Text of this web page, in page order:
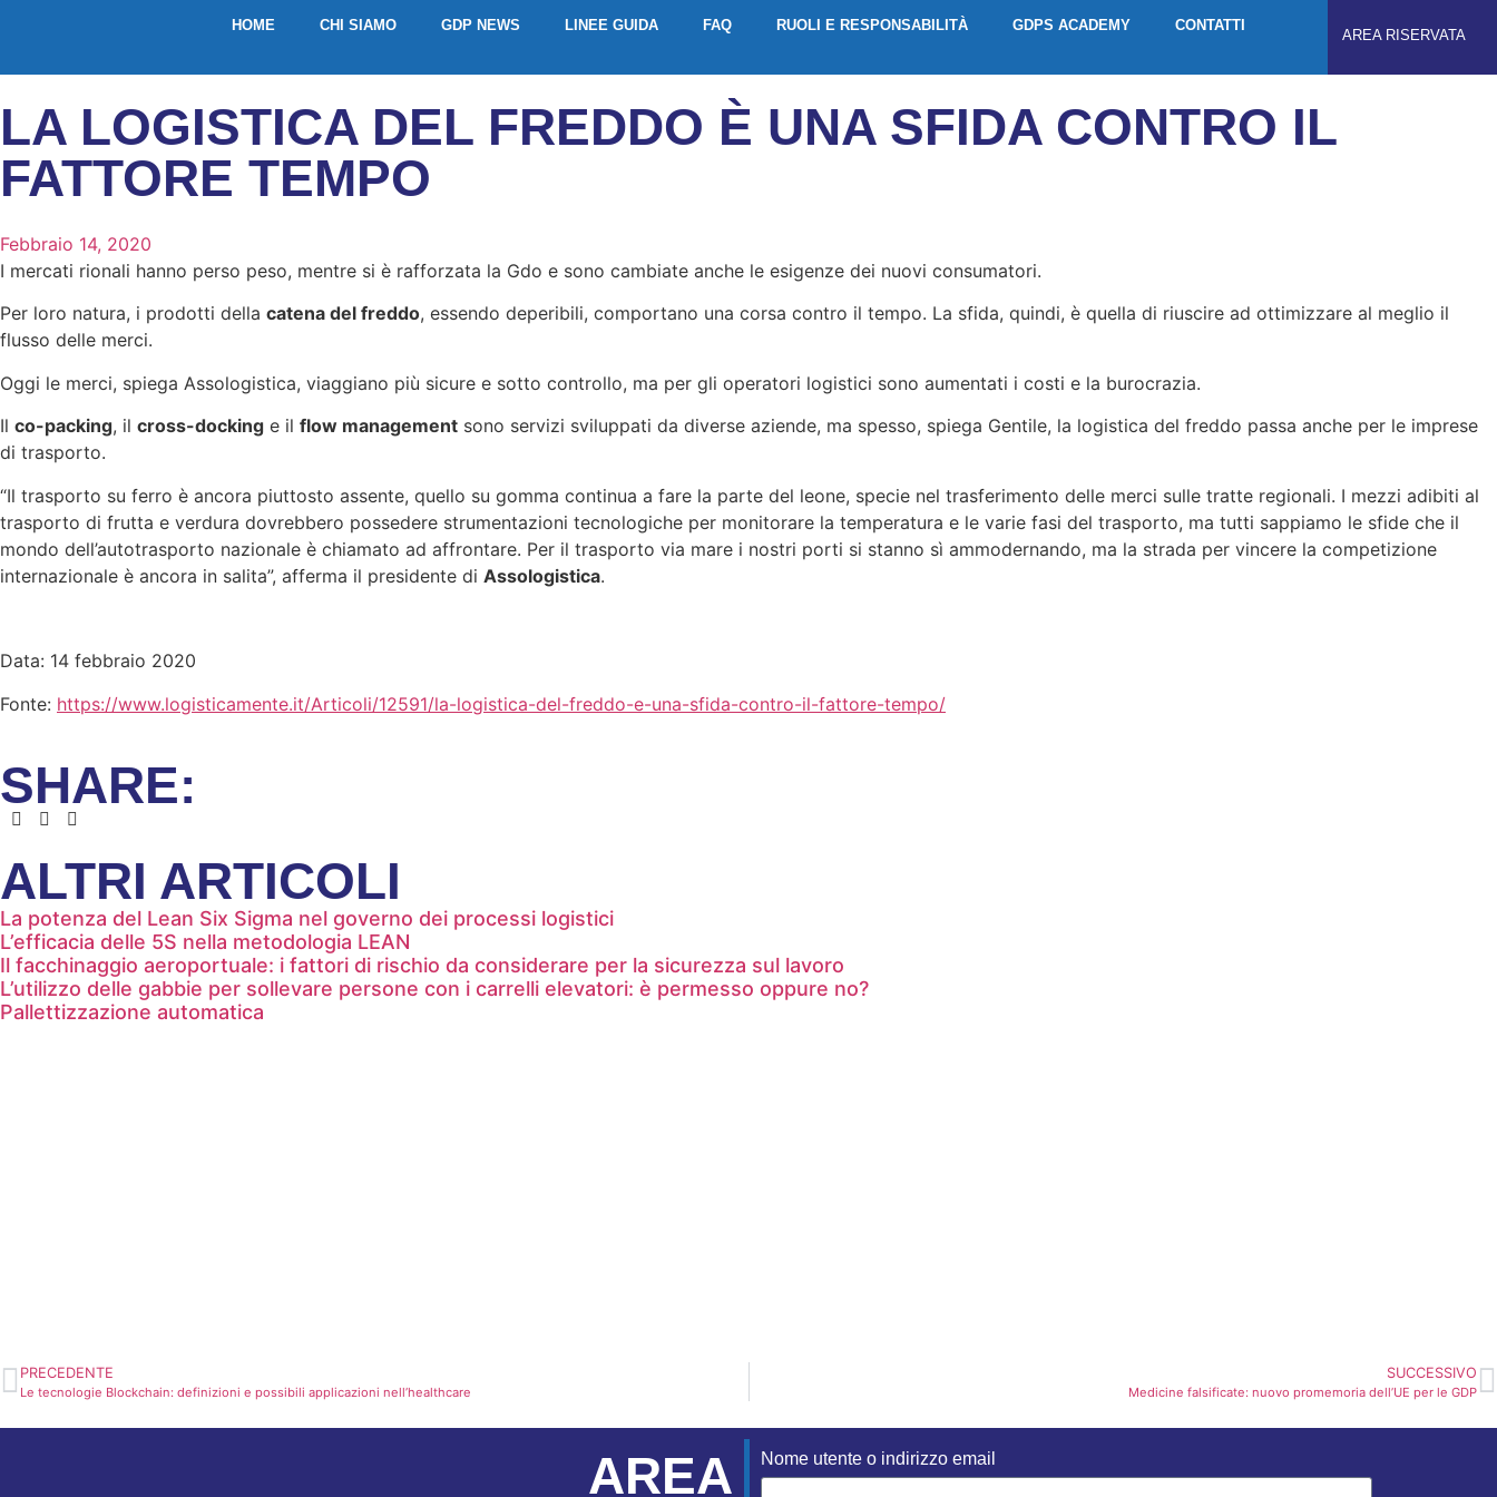
HOME CHI SIAMO GDP NEWS LINEE GUIDA FAQ RUOLI E RESPONSABILITÀ GDPS ACADEMY CONTATTI
AREA RISERVATA
LA LOGISTICA DEL FREDDO È UNA SFIDA CONTRO IL
FATTORE TEMPO
Febbraio 14, 2020
I mercati rionali hanno perso peso, mentre si è rafforzata la Gdo e sono cambiate anche le esigenze dei nuovi consumatori.
Per loro natura, i prodotti della catena del freddo, essendo deperibili, comportano una corsa contro il tempo. La sfida, quindi, è quella di riuscire ad ottimizzare al meglio il
flusso delle merci.
Oggi le merci, spiega Assologistica, viaggiano più sicure e sotto controllo, ma per gli operatori logistici sono aumentati i costi e la burocrazia.
Il co-packing, il cross-docking e il flow management sono servizi sviluppati da diverse aziende, ma spesso, spiega Gentile, la logistica del freddo passa anche per le imprese
di trasporto.
“Il trasporto su ferro è ancora piuttosto assente, quello su gomma continua a fare la parte del leone, specie nel trasferimento delle merci sulle tratte regionali. I mezzi adibiti al
trasporto di frutta e verdura dovrebbero possedere strumentazioni tecnologiche per monitorare la temperatura e le varie fasi del trasporto, ma tutti sappiamo le sfide che il
mondo dell’autotrasporto nazionale è chiamato ad affrontare. Per il trasporto via mare i nostri porti si stanno sì ammodernando, ma la strada per vincere la competizione
internazionale è ancora in salita”, afferma il presidente di Assologistica.
Data: 14 febbraio 2020
Fonte: https://www.logisticamente.it/Articoli/12591/la-logistica-del-freddo-e-una-sfida-contro-il-fattore-tempo/
SHARE:
ALTRI ARTICOLI
La potenza del Lean Six Sigma nel governo dei processi logistici
L’efficacia delle 5S nella metodologia LEAN
Il facchinaggio aeroportuale: i fattori di rischio da considerare per la sicurezza sul lavoro
L’utilizzo delle gabbie per sollevare persone con i carrelli elevatori: è permesso oppure no?
Pallettizzazione automatica
PRECEDENTE
Le tecnologie Blockchain: definizioni e possibili applicazioni nell’healthcare
SUCCESSIVO
Medicine falsificate: nuovo promemoria dell’UE per le GDP
AREA Nome utente o indirizzo email